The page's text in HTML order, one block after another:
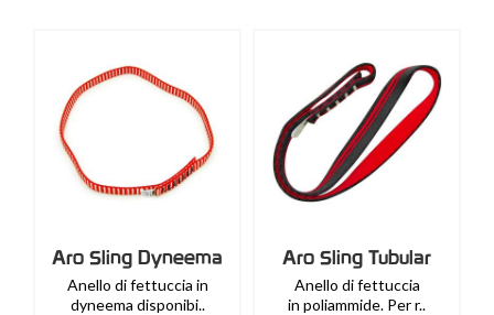
Aro Sling Dyneema
Anello di fettuccia in
dyneema disponibi..
Aro Sling Tubular
Anello di fettuccia
in poliammide. Per r..